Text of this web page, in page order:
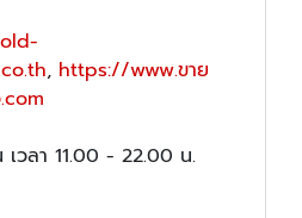
, https://www.ขาย
เวลา 11.00 - 22.00 น.